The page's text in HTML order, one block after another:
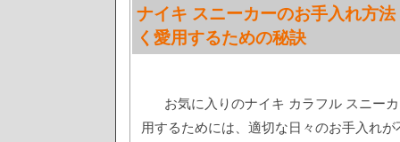
ナイキ スニーカーのお手入れ方
く愛用するための秘訣
お気に入りのナイキ カラフル スニー
用するためには、適切な日々のお手入れ